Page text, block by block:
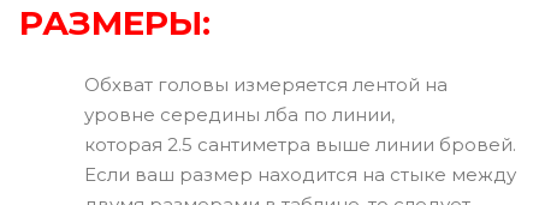
РАЗМЕРЫ:
Обхват головы измеряется лентой на
уровне середины лба по линии,
которая 2.5 сантиметра выше линии бровей.
Если ваш размер находится на стыке между